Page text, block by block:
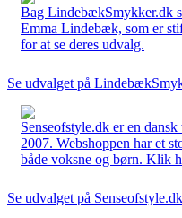
Bag LindebækSmykker.dk
Emma Lindebæk, som er
for at se deres udvalg.
Se udvalget på
Senseofstyle.dk er en
2007. Webshoppen har et
både voksne og børn. Klik
Se udvalget på Senseofstyle.dk